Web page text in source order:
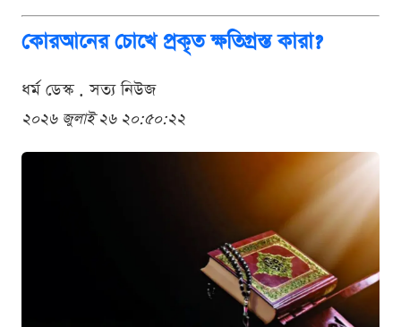
কোরআনের চোখে প্রকৃত ক্ষতিগ্রস্ত কারা?
ধর্ম ডেস্ক . সত্য নিউজ
২০২৬ জুলাই ২৬ ২০:৫০:২২